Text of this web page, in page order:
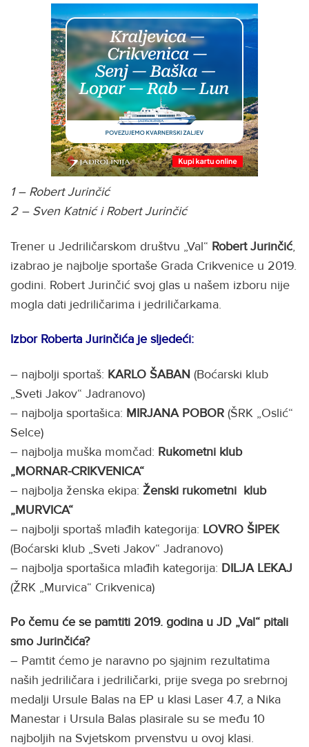
1 – Robert Jurinčić
2 – Sven Katnić i Robert Jurinčić
Trener u Jedriličarskom društvu „Val“ Robert Jurinčić,
izabrao je najbolje sportaše Grada Crikvenice u 2019.
godini. Robert Jurinčić svoj glas u našem izboru nije
mogla dati jedriličarima i jedriličarkama.
Izbor Roberta Jurinčića je sljedeći:
– najbolji sportaš: KARLO ŠABAN (Boćarski klub
„Sveti Jakov“ Jadranovo)
– najbolja sportašica: MIRJANA POBOR (ŠRK „Oslić“
Selce)
– najbolja muška momčad: Rukometni klub
„MORNAR-CRIKVENICA“
– najbolja ženska ekipa: Ženski rukometni klub
„MURVICA“
– najbolji sportaš mlađih kategorija: LOVRO ŠIPEK
(Boćarski klub „Sveti Jakov“ Jadranovo)
– najbolja sportašica mlađih kategorija: DILJA LEKAJ
(ŽRK „Murvica“ Crikvenica)
Po čemu će se pamtiti 2019. godina u JD „Val“ pitali
smo Jurinčića?
– Pamtit ćemo je naravno po sjajnim rezultatima
naših jedriličara i jedriličarki, prije svega po srebrnoj
medalji Ursule Balas na EP u klasi Laser 4.7, a Nika
Manestar i Ursula Balas plasirale su se među 10
najboljih na Svjetskom prvenstvu u ovoj klasi.